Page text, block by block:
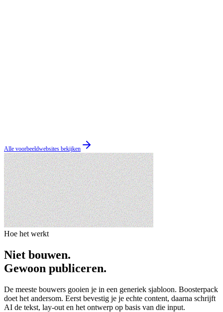
Alle voorbeeldwebsites bekijken
Hoe het werkt
Niet bouwen.
Gewoon publiceren.
De meeste bouwers gooien je in een generiek sjabloon. Boosterpack
doet het andersom. Eerst bevestig je je echte content, daarna schrijft
AI de tekst, lay-out en het ontwerp op basis van die input.